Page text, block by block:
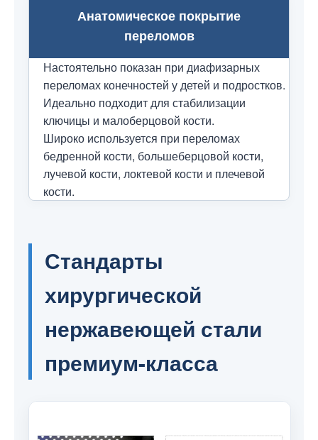
Анатомическое покрытие
переломов
Настоятельно показан при диафизарных
переломах конечностей у детей и подростков.
Идеально подходит для стабилизации
ключицы и малоберцовой кости.
Широко используется при переломах
бедренной кости, большеберцовой кости,
лучевой кости, локтевой кости и плечевой
кости.
Стандарты
хирургической
нержавеющей стали
премиум-класса